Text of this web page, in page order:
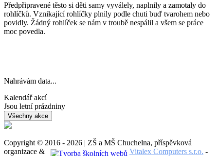
Předpřipravené těsto si děti samy vyválely, naplnily a zamotaly do
rohlíčků. Vznikající rohlíčky plnily podle chuti buď tvarohem nebo
povidly. Žádný rohlíček se nám v troubě nespálil a všem se práce
moc povedla.
Nahrávám data...
Kalendář akcí
Jsou letní prázdniny
Všechny akce
Copyright © 2016 - 2026 | ZŠ a MŠ Chuchelna, příspěvková
organizace &
Vitalex Computers s.r.o. -